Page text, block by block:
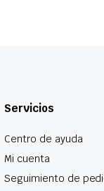
Servicios
Centro de ayuda
Mi cuenta
Seguimiento de